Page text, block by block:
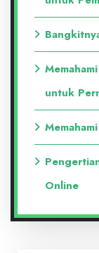
untuk
Online